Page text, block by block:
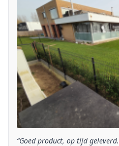
“Goed product, op tijd